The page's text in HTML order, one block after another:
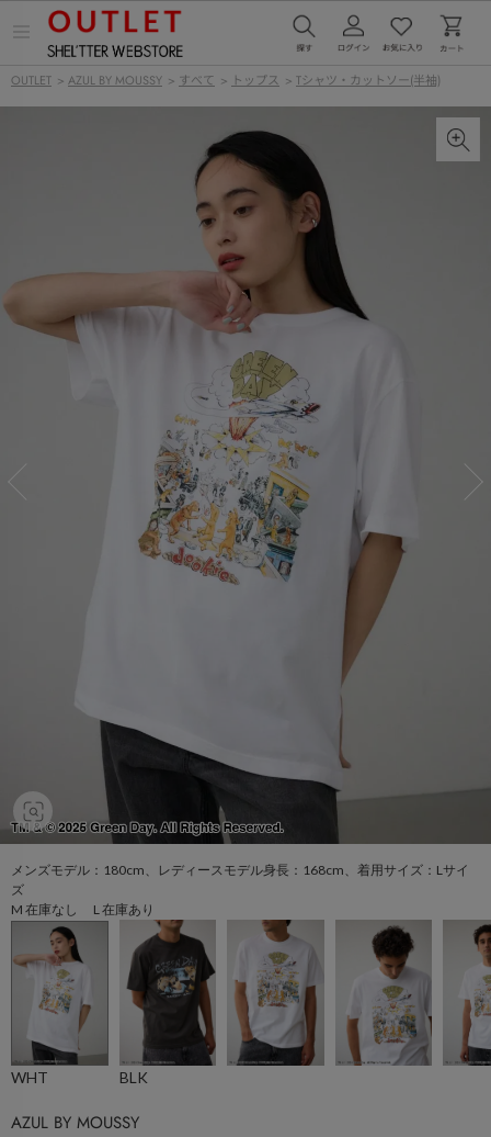
ー
を
OUTLET > AZUL BY MOUSSY > すべて > トップス > Tシャツ・カットソー(半袖)
メンズモデル：180cm、レディースモデル身長：168cm、着用サイズ：Lサイ
ズ
M 在庫なし L 在庫あり
WHT BLK
AZUL BY MOUSSY